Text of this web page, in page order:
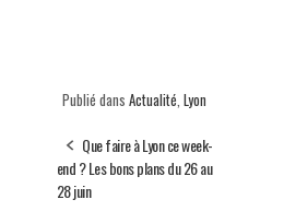
Publié dans Actualité, Lyon
Que faire à Lyon ce week-
end ? Les bons plans du 26 au
28 juin